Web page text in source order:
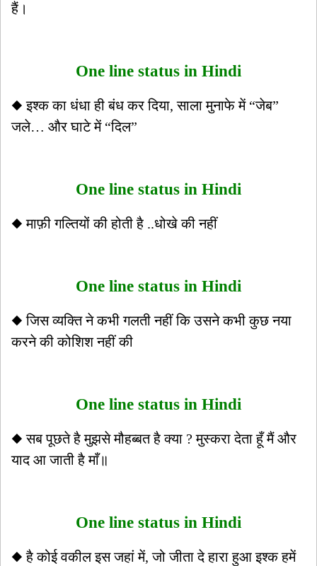
हैं।
One line status in Hindi
◆ इश्क का धंधा ही बंध कर दिया, साला मुनाफे में “जेब”
जले… और घाटे में “दिल”
One line status in Hindi
◆ माफ़ी गल्तियों की होती है ..धोखे की नहीं
One line status in Hindi
◆ जिस व्यक्ति ने कभी गलती नहीं कि उसने कभी कुछ नया
करने की कोशिश नहीं की
One line status in Hindi
◆ सब पूछते है मुझसे मौहब्बत है क्या ? मुस्करा देता हूँ मैं और
याद आ जाती है माँ॥
One line status in Hindi
◆ है कोई वकील इस जहां में, जो जीता दे हारा हुआ इश्क हमें